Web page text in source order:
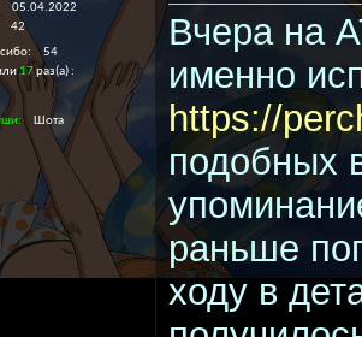
05.04.2022
42
54
17раз(а)
Шота
Вчера на
именно
https://
подобных
раньше
ходу в